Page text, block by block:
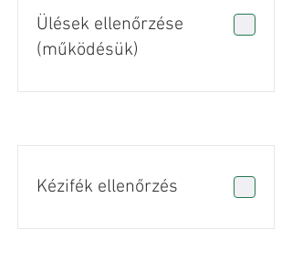
Ülések ellenőrzése
(működésük)
Kézifék ellenőrzés